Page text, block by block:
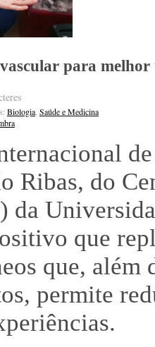
para melhor
Biologia, Saúde e Medicina
Ribas, do
da
que
que, além
permite